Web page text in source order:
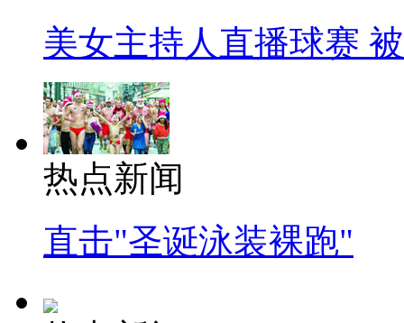
美女主持人直播球赛
热点新闻
直击"圣诞泳装裸跑"